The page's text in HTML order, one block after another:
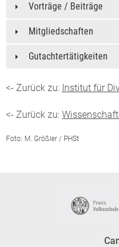
Vorträge / Beiträge
Mitgliedschaften
Gutachtertätigkeiten
<- Zurück zu: Institut für
<- Zurück zu:
Foto: M. Größler / PHSt